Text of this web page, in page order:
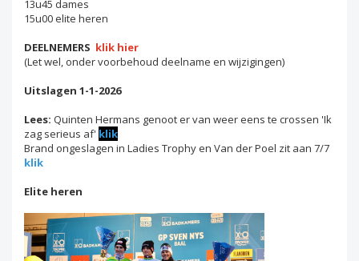
13u45 dames
15u00 elite heren
DEELNEMERS klik hier
(Let wel, onder voorbehoud deelname en wijzigingen)
Uitslagen 1-1-2026
Lees: Quinten Hermans genoot er van weer eens te crossen 'Ik
zag serieus af' klik
Brand ongeslagen in Ladies Trophy en Van der Poel zit aan 7/7
klik
Elite heren